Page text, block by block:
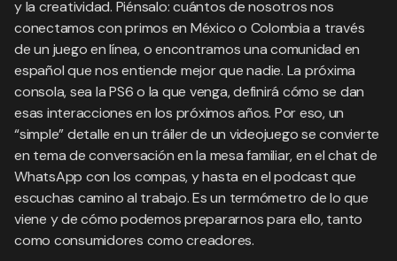
y la creatividad. Piénsalo: cuántos de nosotros nos
conectamos con primos en México o Colombia a través
de un juego en línea, o encontramos una comunidad en
español que nos entiende mejor que nadie. La próxima
consola, sea la PS6 o la que venga, definirá cómo se dan
esas interacciones en los próximos años. Por eso, un
“simple” detalle en un tráiler de un videojuego se convierte
en tema de conversación en la mesa familiar, en el chat de
WhatsApp con los compas, y hasta en el podcast que
escuchas camino al trabajo. Es un termómetro de lo que
viene y de cómo podemos prepararnos para ello, tanto
como consumidores como creadores.